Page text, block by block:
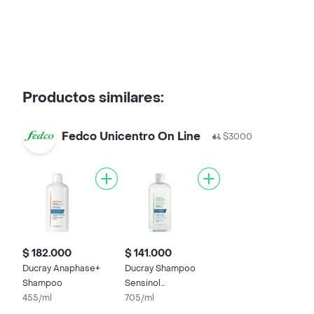
Productos similares:
Fedco Unicentro On Line $3000
$ 182.000
Ducray Anaphase+
Shampoo
455/ml
$ 141.000
Ducray Shampoo
Sensinol
Fisioprotector
705/ml